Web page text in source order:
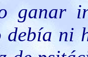
ganar
debía ni